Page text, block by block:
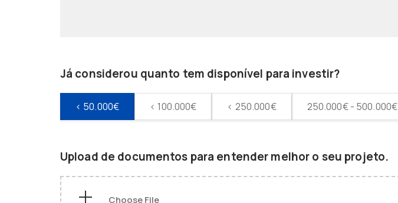
Já considerou quanto tem disponível para investir?
< 50.000€ < 100.000€ < 250.000€ 250.000€ - 500.000€
Upload de documentos para entender melhor o seu projeto.